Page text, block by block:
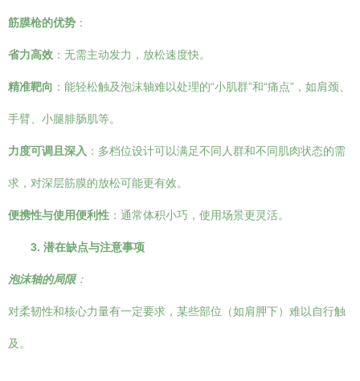
筋膜枪的优势 ：
省力高效 ：无需主动发力，放松速度快。
精准靶向 ：能轻松触及泡沫轴难以处理的“小肌群”和“痛点”，如肩颈、
手臂、小腿腓肠肌等。
力度可调且深入 ：多档位设计可以满足不同人群和不同肌肉状态的需
求，对深层筋膜的放松可能更有效。
便携性与使用便利性 ：通常体积小巧，使用场景更灵活。
3. 潜在缺点与注意事项
泡沫轴的局限：
对柔韧性和核心力量有一定要求，某些部位（如肩胛下）难以自行触
及。